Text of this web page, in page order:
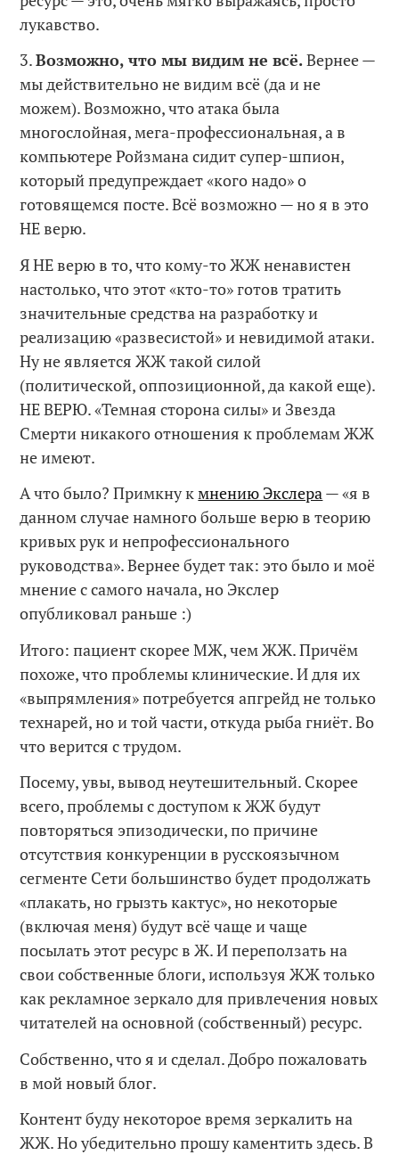
лукавство.
3.Возможно, что мы видим не всё.Вернее —
мы действительно не видим всё (да и не
можем). Возможно, что атака была
многослойная, мега-профессиональная, а в
компьютере Ройзмана сидит супер-шпион,
который предупреждает «кого надо» о
готовящемся посте. Всё возможно — но я в это
НЕ верю.
Я НЕ верю в то, что кому-то ЖЖ ненавистен
настолько, что этот «кто-то» готов тратить
значительные средства на разработку и
реализацию «развесистой» и невидимой атаки.
Ну не является ЖЖ такой силой
(политической, оппозиционной, да какой еще).
НЕ ВЕРЮ. «Темная сторона силы» и Звезда
Смерти никакого отношения к проблемам ЖЖ
не имеют.
А что было? Примкну кмнению Экслера— «я в
данном случае намного больше верю в теорию
кривых рук и непрофессионального
руководства». Вернее будет так: это было и моё
мнение с самого начала, но Экслер
опубликовал раньше :)
Итого: пациент скорее МЖ, чем ЖЖ. Причём
похоже, что проблемы клинические. И для их
«выпрямления» потребуется апгрейд не только
технарей, но и той части, откуда рыба гниёт. Во
что верится с трудом.
Посему, увы, вывод неутешительный. Скорее
всего, проблемы с доступом к ЖЖ будут
повторяться эпизодически, по причине
отсутствия конкуренции в русскоязычном
сегменте Сети большинство будет продолжать
«плакать, но грызть кактус», но некоторые
(включая меня) будут всё чаще и чаще
посылать этот ресурс в Ж. И переползать на
свои собственные блоги, используя ЖЖ только
как рекламное зеркало для привлечения новых
читателей на основной (собственный) ресурс.
Собственно, что я и сделал. Добро пожаловать
в мой новый блог.
Контент буду некоторое время зеркалить на
ЖЖ. Но убедительно прошу каментить здесь. В